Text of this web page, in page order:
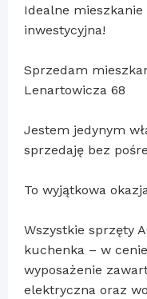
Idealne
inwestycyjna!
Sprzedam
Lenartowicza 68
Jestem jedynym
sprzedaję bez
To wyjątkowa
Wszystkie sprzęty
kuchenka – w
wyposażenie
elektryczna oraz